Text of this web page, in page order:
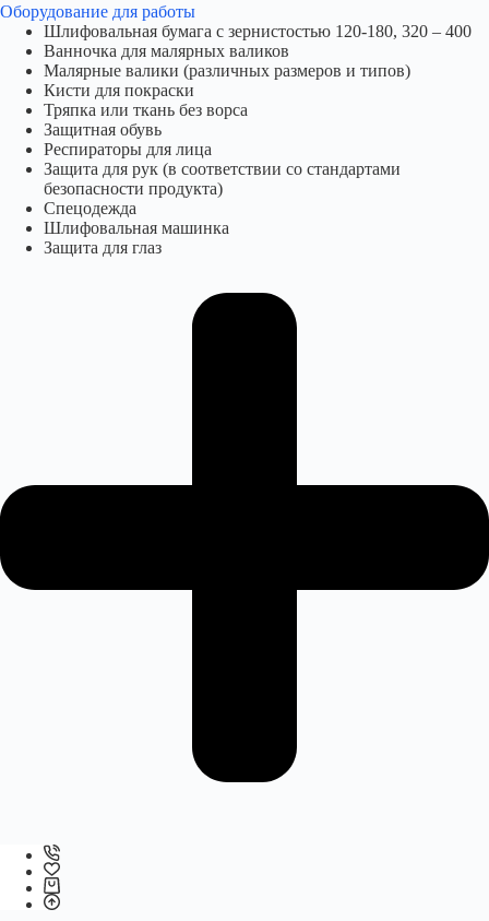
Оборудование для работы​
Шлифовальная бумага с зернистостью 120-180, 320 – 400
Ванночка для малярных валиков
Малярные валики (различных размеров и типов)
Кисти для покраски
Тряпка или ткань без ворса
Защитная обувь
Респираторы для лица
Защита для рук (в соответствии со стандартами
безопасности продукта)
Спецодежда
Шлифовальная машинка
Защита для глаз